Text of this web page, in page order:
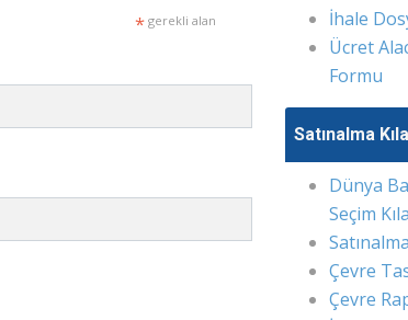
* gerekli alan
İhale
Ücret
Formu
Satınalma
Dünya
Seçim
Çevre
Çevre